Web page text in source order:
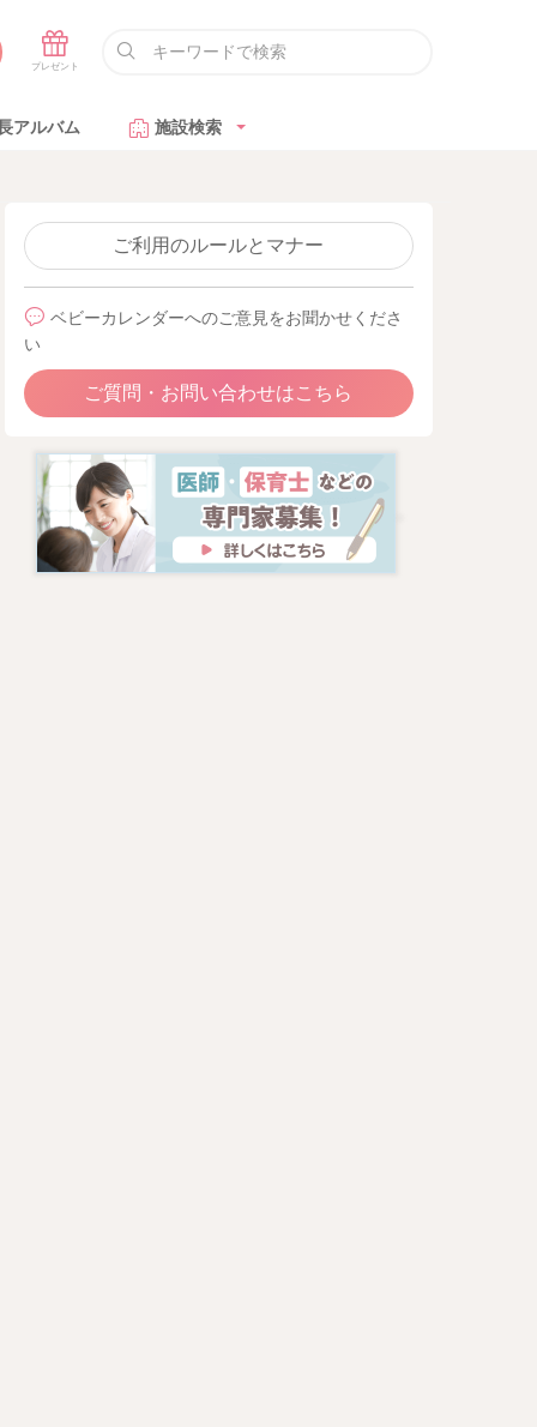
アルバム 施設検索
ご利用のルールとマナー
ベビーカレンダーへのご意見をお聞かせくださ
い
ご質問・お問い合わせはこちら